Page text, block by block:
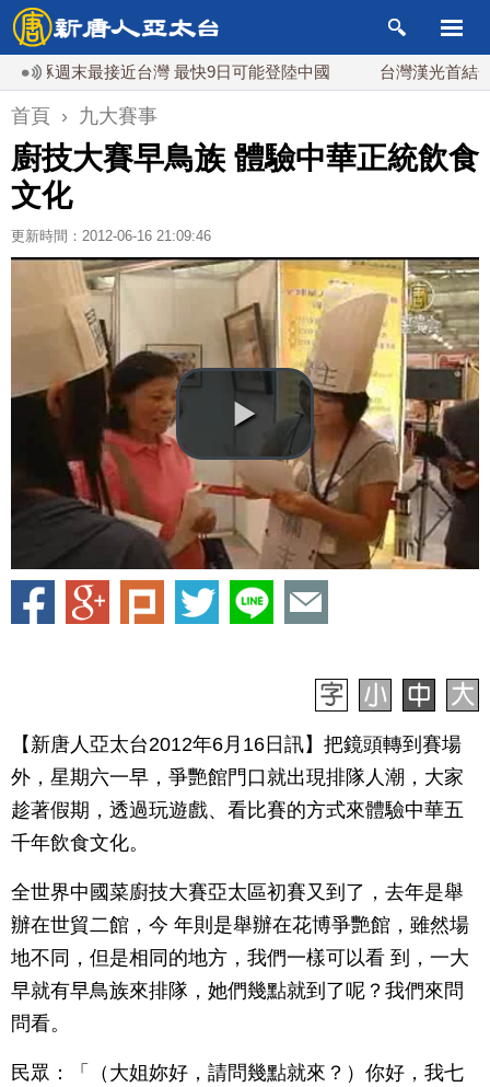
週末最接近台灣 最快9日可能登陸中國 台灣漢光首結合城
首頁 › 九大賽事
廚技大賽早鳥族 體驗中華正統飲食
文化
更新時間：2012-06-16 21:09:46
【新唐人亞太台2012年6月16日訊】把鏡頭轉到賽場
外，星期六一早，爭艷館門口就出現排隊人潮，大家
趁著假期，透過玩遊戲、看比賽的方式來體驗中華五
千年飲食文化。
全世界中國菜廚技大賽亞太區初賽又到了，去年是舉
辦在世貿二館，今 年則是舉辦在花博爭艷館，雖然場
地不同，但是相同的地方，我們一樣可以看 到，一大
早就有早鳥族來排隊，她們幾點就到了呢？我們來問
問看。
民眾：「（大姐妳好，請問幾點就來？）你好，我七